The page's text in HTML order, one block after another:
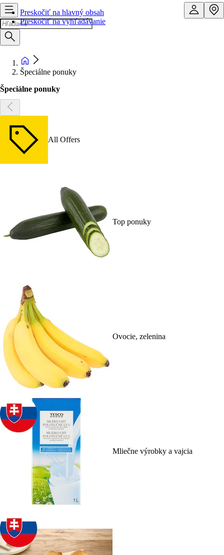
Preskočiť na hlavný obsah
Preskočiť na vyhľadávanie
Špeciálne ponuky
Špeciálne ponuky
All Offers
Top ponuky
Ovocie, zelenina
Mliečne výrobky a vajcia